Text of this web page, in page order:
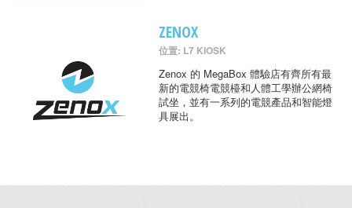
ZENOX
位置: L7 KIOSK
Zenox 的 MegaBox 體驗店有齊所有最
新的電競椅電競檯和人體工學辦公網椅
試坐，並有一系列的電競產品和智能燈
具展出。